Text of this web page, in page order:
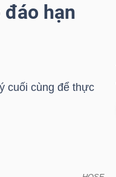
hạn
cuối cùng để thực